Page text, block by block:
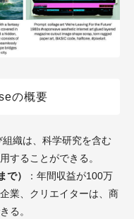
の概要
織は、科学研究を含む
することができる。
）
：年間収益が100万
業、クリエイターは、商
る。